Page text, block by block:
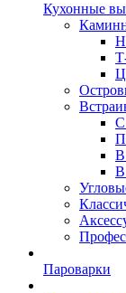
Кухонные
С
В
В
Пароварки